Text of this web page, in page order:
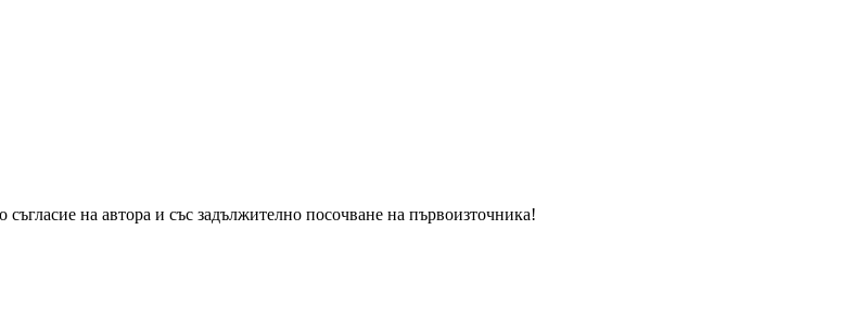
на автора и със задължително посочване на първоизточника!